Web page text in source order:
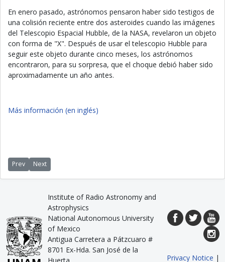
En enero pasado, astrónomos pensaron haber sido testigos de
una colisión reciente entre dos asteroides cuando las imágenes
del Telescopio Espacial Hubble, de la NASA, revelaron un objeto
con forma de "X". Después de usar el telescopio Hubble para
seguir este objeto durante cinco meses, los astrónomos
encontraron, para su sorpresa, que el choque debió haber sido
aproximadamente un año antes.
Más información (en inglés)
Previous article: No te asustes, que no te voy a pegar
Prev Next article: Las nubes de Magallanes, robadas
Next
Institute of Radio Astronomy and
Astrophysics
National Autonomous University
of Mexico
Antigua Carretera a Pátzcuaro #
8701 Ex-Hda. San José de la
Privacy Notice |